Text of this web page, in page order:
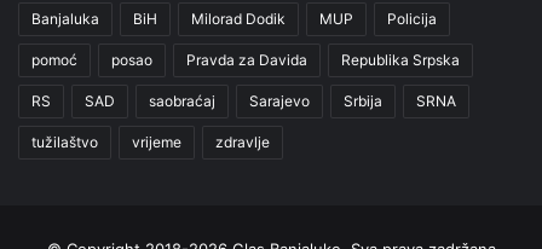
Banjaluka BiH Milorad Dodik MUP Policija
pomoć posao Pravda za Davida Republika Srpska
RS SAD saobraćaj Sarajevo Srbija SRNA
tužilaštvo vrijeme zdravlje